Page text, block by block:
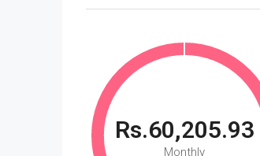
Rs.60,205.93
Monthly